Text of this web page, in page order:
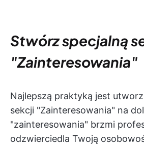
Stwórz specjalną
"Zainteresowania"
Najlepszą praktyką jest
sekcji "Zainteresowania" na
"zainteresowania" brzmi
odzwierciedla Twoją